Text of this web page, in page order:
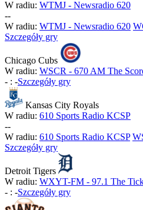
W radiu: WTMJ - Newsradio 620
--
W radiu: WTMJ - Newsradio 620
Szczegóły gry
Chicago Cubs
W radiu: WSCR - 670 AM The
- : -Szczegóły gry
Kansas City Royals
W radiu: 610 Sports Radio KCSP
--
W radiu: 610 Sports Radio KCSP
Szczegóły gry
Detroit Tigers
W radiu: WXYT-FM - 97.1 The
- : -Szczegóły gry